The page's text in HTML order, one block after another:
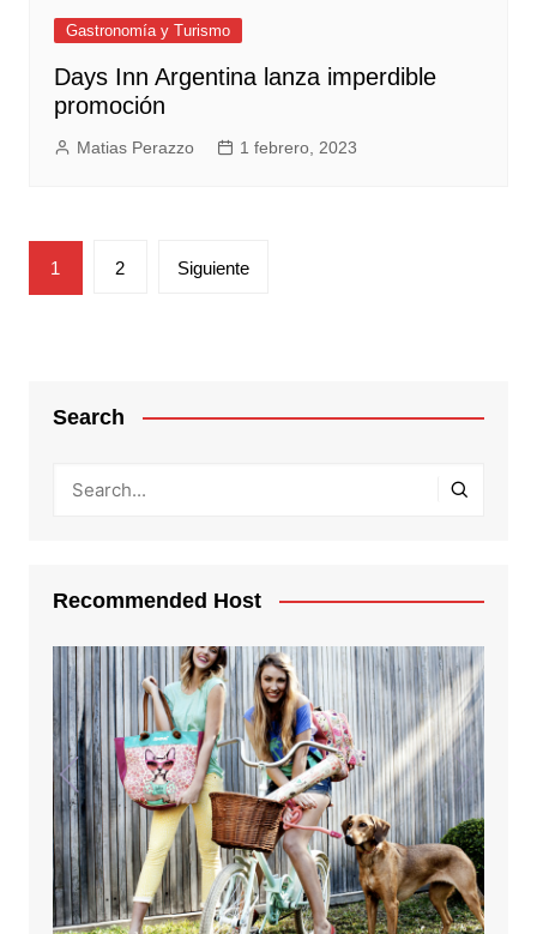
Gastronomía y Turismo
Days Inn Argentina lanza imperdible
promoción
Matias Perazzo 1 febrero, 2023
Paginación
de
1 2 Siguiente
Search
Recommended Host